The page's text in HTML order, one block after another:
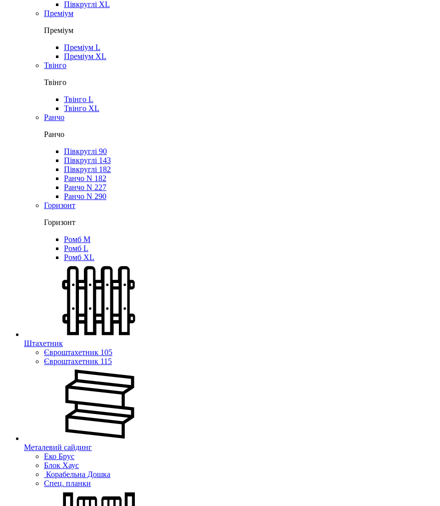
Півкруглі XL
Преміум
Преміум
Преміум L
Преміум XL
Твінго
Твінго
Твінго L
Твінго XL
Ранчо
Ранчо
Півкруглі 90
Півкруглі 143
Півкруглі 182
Ранчо N 182
Ранчо N 227
Ранчо N 290
Горизонт
Горизонт
Ромб M
Ромб L
Ромб XL
Штахетник
Євроштахетник 105
Євроштахетник 115
Металевий сайдинг
Еко Брус
Блок Хаус
Корабельна Дошка
Спец. планки